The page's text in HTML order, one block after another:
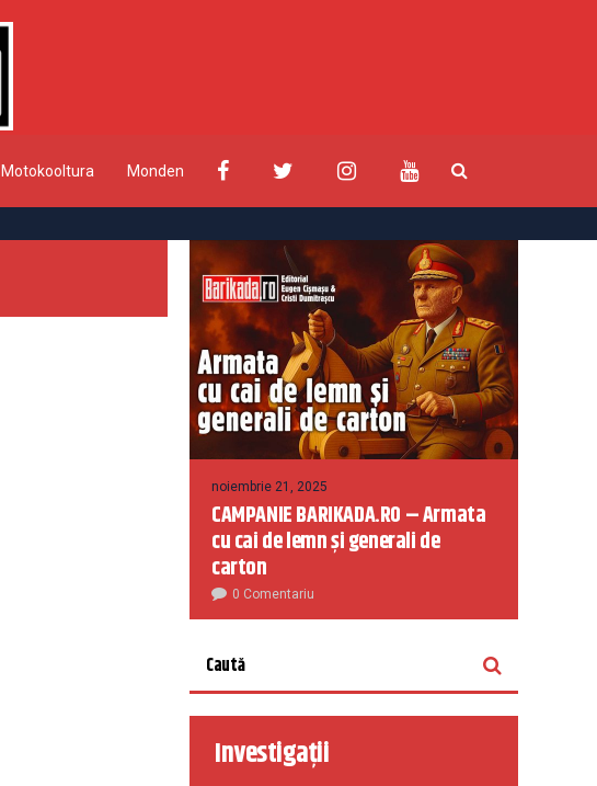
Motokooltura Monden
noiembrie 21, 2025
CAMPANIE BARIKADA.RO – Armata
cu cai de lemn și generali de
carton
0 Comentariu
Investigații